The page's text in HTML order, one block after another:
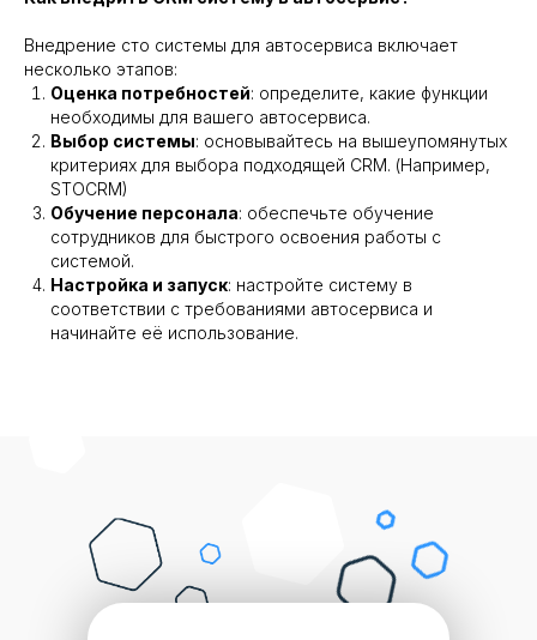
Внедрение сто системы для автосервиса включает
несколько этапов:
Оценка потребностей: определите, какие функции
необходимы для вашего автосервиса.
Выбор системы: основывайтесь на вышеупомянутых
критериях для выбора подходящей CRM. (Например,
STOCRM)
Обучение персонала: обеспечьте обучение
сотрудников для быстрого освоения работы с
системой.
Настройка и запуск: настройте систему в
соответствии с требованиями автосервиса и
начинайте её использование.